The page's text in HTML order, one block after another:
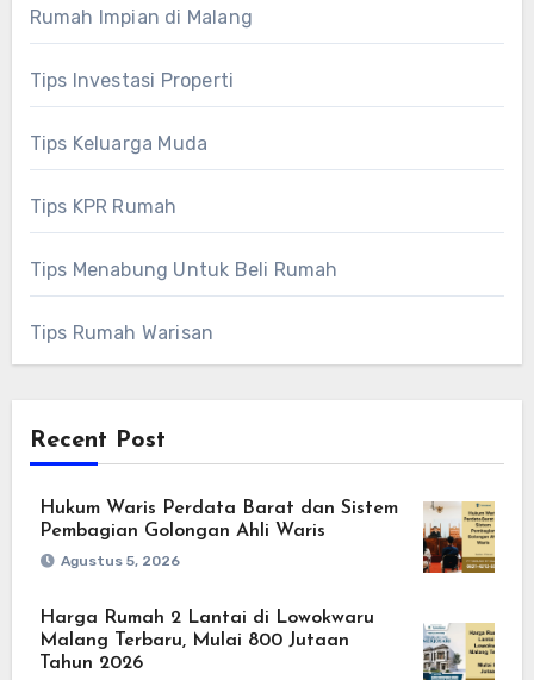
Rumah Impian di Malang
Tips Investasi Properti
Tips Keluarga Muda
Tips KPR Rumah
Tips Menabung Untuk Beli Rumah
Tips Rumah Warisan
Recent Post
Hukum Waris Perdata Barat dan Sistem
Pembagian Golongan Ahli Waris
Agustus 5, 2026
Harga Rumah 2 Lantai di Lowokwaru
Malang Terbaru, Mulai 800 Jutaan
Tahun 2026